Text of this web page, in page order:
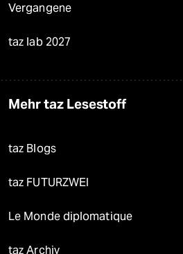
Vergangene
taz lab 2027
Mehr taz Lesestoff
taz Blogs
taz FUTURZWEI
Le Monde diplomatique
taz Archiv